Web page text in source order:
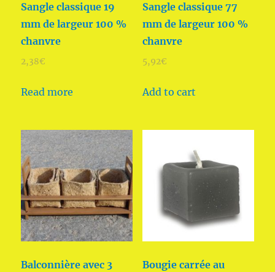
Sangle classique 19
mm de largeur 100 %
chanvre
2,38€
Read more
Sangle classique 77
mm de largeur 100 %
chanvre
5,92€
Add to cart
Balconnière avec 3
Bougie carrée au